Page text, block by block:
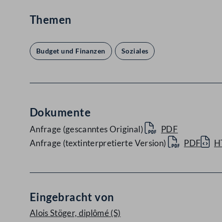
Themen
Budget und Finanzen Soziales
Dokumente
Anfrage (gescanntes Original)
PDF
Anfrage (textinterpretierte Version)
PDF
Eingebracht von
Alois Stöger, diplômé(S)